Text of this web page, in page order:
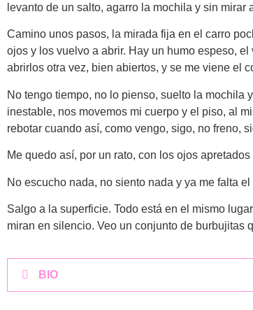
levanto de un salto, agarro la mochila y sin
Camino unos pasos, la mirada fija en el carro
ojos y los vuelvo a abrir. Hay un humo espeso,
abrirlos otra vez, bien abiertos, y se me viene el
No tengo tiempo, no lo pienso, suelto la mochila
inestable, nos movemos mi cuerpo y el piso, al
rebotar cuando así, como vengo, sigo, no freno,
Me quedo así, por un rato, con los ojos
No escucho nada, no siento nada y ya me falta el
Salgo a la superficie. Todo está en el mismo
miran en silencio. Veo un conjunto de burbujitas
BIO